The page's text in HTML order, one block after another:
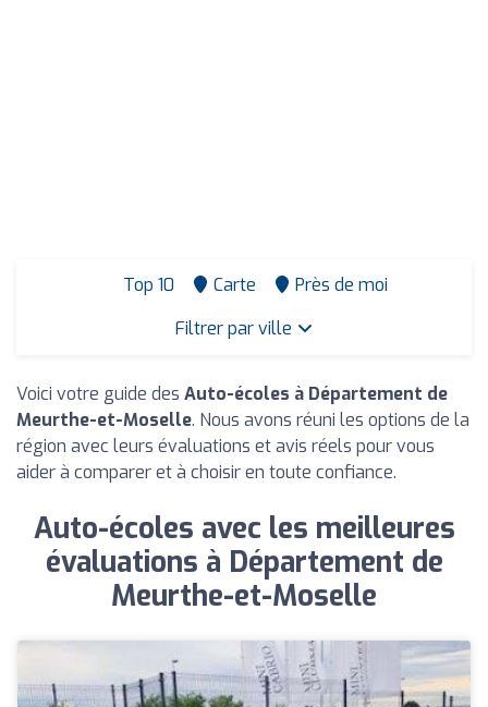
Top 10 Carte
Près de moi
Filtrer par ville
Voici votre guide des Auto-écoles à Département de
Meurthe-et-Moselle. Nous avons réuni les options de la
région avec leurs évaluations et avis réels pour vous
aider à comparer et à choisir en toute confiance.
Auto-écoles avec les meilleures
évaluations à Département de
Meurthe-et-Moselle